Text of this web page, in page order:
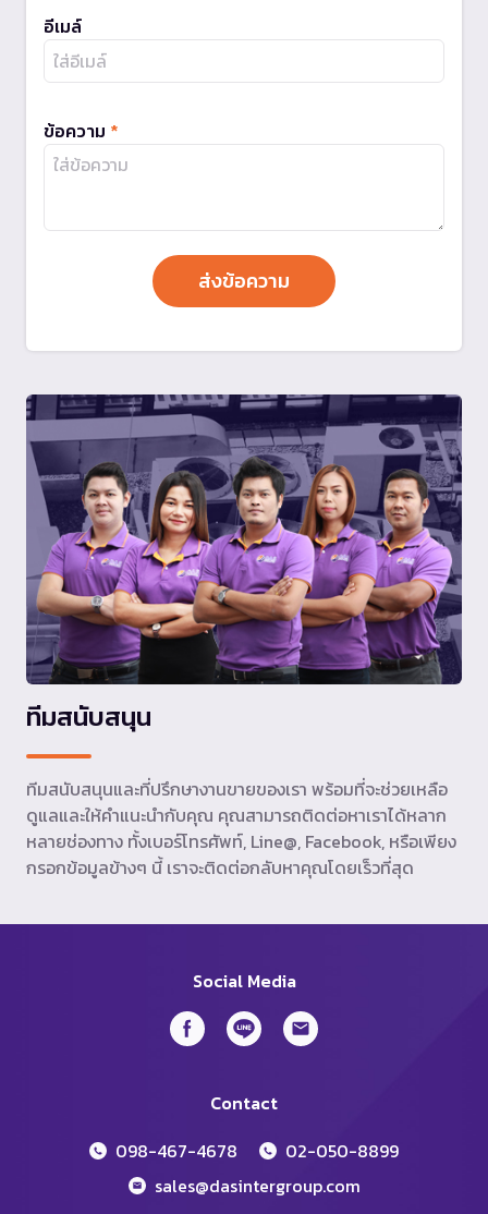
อีเมล์
ข้อความ *
ทีมสนับสนุน
ทีมสนับสนุนและที่ปรึกษางานขายของเรา พร้อมที่จะช่วยเหลือ
ดูแลและให้คำแนะนำกับคุณ คุณสามารถติดต่อหาเราได้หลาก
หลายช่องทาง ทั้งเบอร์โทรศัพท์, Line@, Facebook, หรือเพียง
กรอกข้อมูลข้างๆ นี้ เราจะติดต่อกลับหาคุณโดยเร็วที่สุด
Social Media
Contact
098-467-4678
02-050-8899
sales@dasintergroup.com